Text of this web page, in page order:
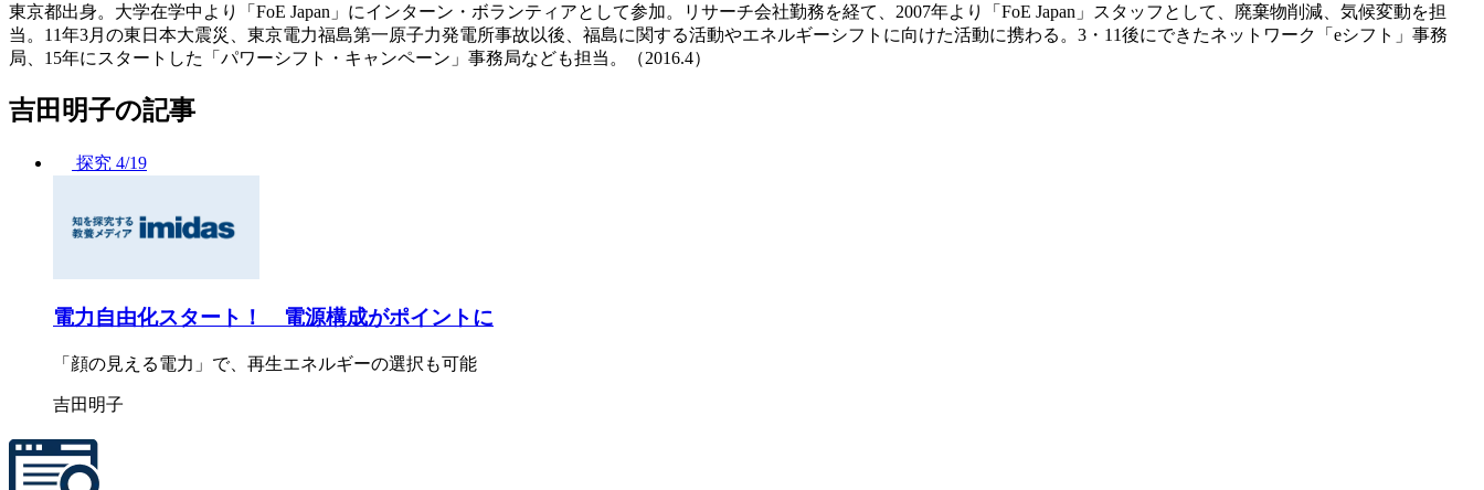
東京都出身。大学在学中より「FoE Japan」にインターン・ボランティアとして参加。リサーチ会社勤務を経て、2007年より「FoE Japan」スタッフとして、廃棄物削減、気候変動を担
当。11年3月の東日本大震災、東京電力福島第一原子力発電所事故以後、福島に関する活動やエネルギーシフトに向けた活動に携わる。3・11後にできたネットワーク「eシフト」事務
局、15年にスタートした「パワーシフト・キャンペーン」事務局なども担当。（2016.4）
吉田明子の記事
探究 4/19
電力自由化スタート！ 電源構成がポイントに
「顔の見える電力」で、再生エネルギーの選択も可能
吉田明子